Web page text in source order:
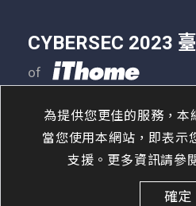
為提供您更佳的服務，本
當您使用本網站，即表示
支援。更多資訊請參
確定
CYBERSEC 2023
of